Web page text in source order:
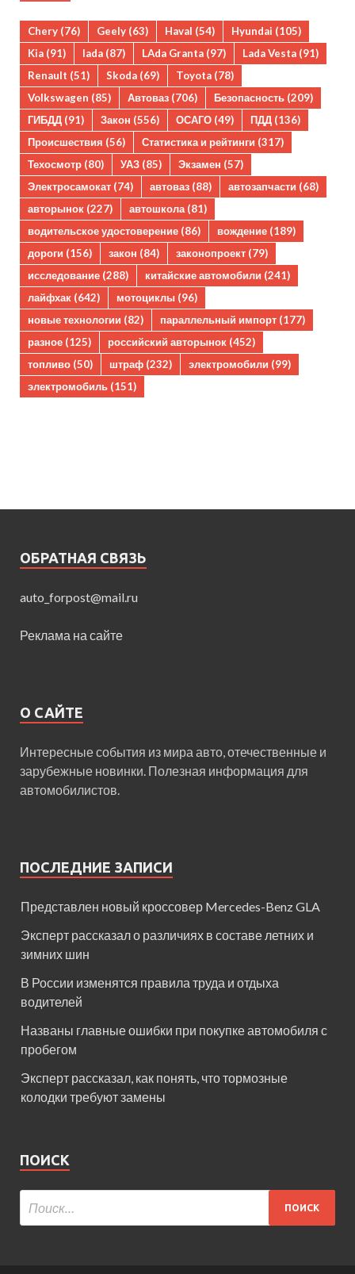
Chery (76) Geely (63) Haval (54) Hyundai (105)
Kia (91) lada (87) LAda Granta (97) Lada Vesta (91)
Renault (51) Skoda (69) Toyota (78)
Volkswagen (85) Автоваз (706) Безопасность (209)
ГИБДД (91) Закон (556) ОСАГО (49) ПДД (136)
Происшествия (56) Статистика и рейтинги (317)
Техосмотр (80) УАЗ (85) Экзамен (57)
Электросамокат (74) автоваз (88) автозапчасти (68)
авторынок (227) автошкола(81)
водительское удостоверение (86) вождение (189)
дороги (156) закон (84) законопроект (79)
исследование (288) китайские автомобили (241)
лайфхак (642) мотоциклы (96)
новые технологии (82) параллельный импорт (177)
разное (125) российский авторынок (452)
топливо (50) штраф (232) электромобили (99)
электромобиль (151)
ОБРАТНАЯ СВЯЗЬ
auto_forpost@mail.ru
Реклама на сайте
О САЙТЕ
Интересные события из мира авто, отечественные и
зарубежные новинки. Полезная информация для
автомобилистов.
ПОСЛЕДНИЕ ЗАПИСИ
Представлен новый кроссовер Mercedes-Benz GLA
Эксперт рассказал о различиях в составе летних и
зимних шин
В России изменятся правила труда и отдыха
водителей
Названы главные ошибки при покупке автомобиля с
пробегом
Эксперт рассказал, как понять, что тормозные
колодки требуют замены
ПОИСК